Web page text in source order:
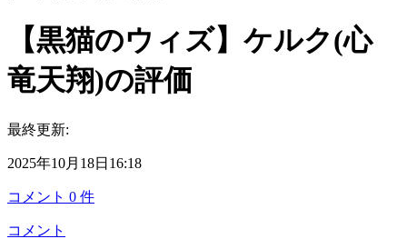
【黒猫のウィズ】ケルク(心
竜天翔)の評価
最終更新:
2025年10月18日16:18
コメント 0 件
コメント